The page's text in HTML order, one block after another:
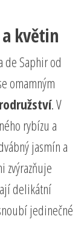
květin
de Saphir od
omamným
. V
rybízu a
jasmín a
zvýrazňuje
delikátní
jedinečné